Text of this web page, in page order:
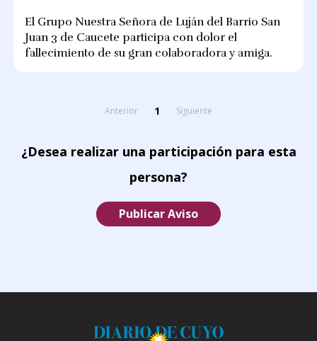
El Grupo Nuestra Señora de Luján del Barrio San
Juan 3 de Caucete participa con dolor el
fallecimiento de su gran colaboradora y amiga.
Anterior 1 Siguiente
¿Desea realizar una participación para esta
persona?
Publicar Aviso